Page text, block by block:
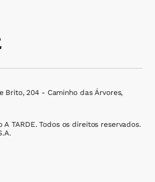
Brito, 204 - Caminho das Árvores,
TARDE. Todos os direitos reservados.